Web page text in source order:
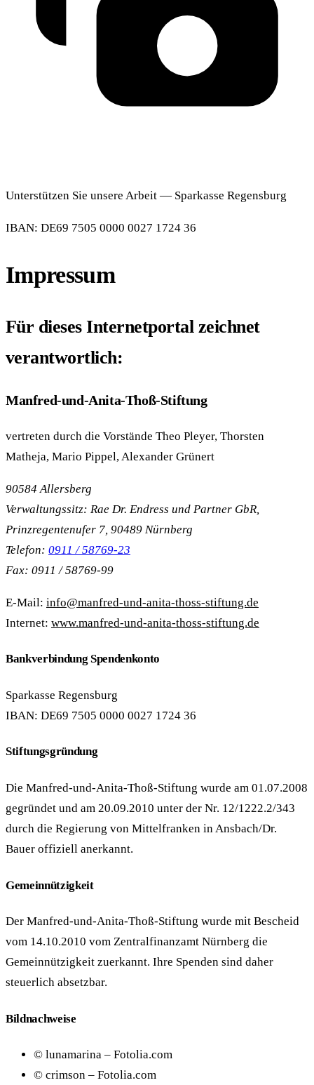
Unterstützen Sie unsere Arbeit — Sparkasse Regensburg
IBAN: DE69 7505 0000 0027 1724 36
Impressum
Für dieses Internetportal zeichnet
verantwortlich:
Manfred-und-Anita-Thoß-Stiftung
vertreten durch die Vorstände Theo Pleyer, Thorsten
Matheja, Mario Pippel, Alexander Grünert
90584 Allersberg
Verwaltungssitz: Rae Dr. Endress und Partner GbR,
Prinzregentenufer 7, 90489 Nürnberg
Telefon: 0911 / 58769-23
Fax: 0911 / 58769-99
E-Mail: info@manfred-und-anita-thoss-stiftung.de
Internet: www.manfred-und-anita-thoss-stiftung.de
Bankverbindung Spendenkonto
Sparkasse Regensburg
IBAN: DE69 7505 0000 0027 1724 36
Stiftungsgründung
Die Manfred-und-Anita-Thoß-Stiftung wurde am 01.07.2008
gegründet und am 20.09.2010 unter der Nr. 12/1222.2/343
durch die Regierung von Mittelfranken in Ansbach/Dr.
Bauer offiziell anerkannt.
Gemeinnützigkeit
Der Manfred-und-Anita-Thoß-Stiftung wurde mit Bescheid
vom 14.10.2010 vom Zentralfinanzamt Nürnberg die
Gemeinnützigkeit zuerkannt. Ihre Spenden sind daher
steuerlich absetzbar.
Bildnachweise
© lunamarina – Fotolia.com
© crimson – Fotolia.com